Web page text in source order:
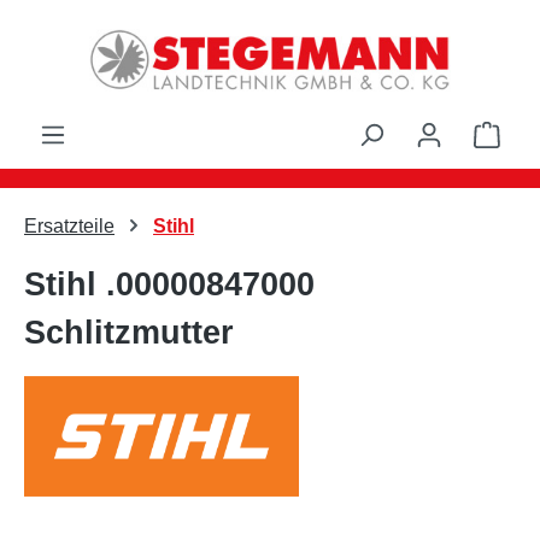
Zum Hauptinhalt springen
Ersatzteile Stihl
Stihl .00000847000
Schlitzmutter